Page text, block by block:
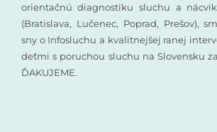
orientačnú diagnostiku sluchu a
(Bratislava, Lučenec, Poprad, Prešov),
sny o Infosluchu a kvalitnejšej ranej
deťmi s poruchou sluchu na Slovensku
ĎAKUJEME.